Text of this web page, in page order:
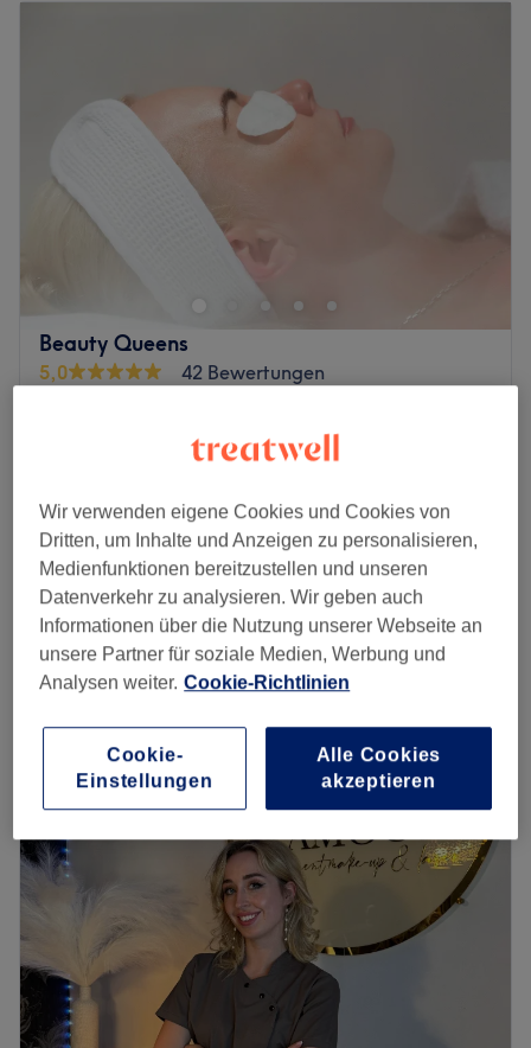
Beauty Queens
5,0
42 Bewertungen
Sugaring - Brazilian
Damen Sugaring - Gesicht &
Körper
10 Min. - 50 Min.
ab 9 €
Spare bis zu 10%
Pediküre
30 Min. - 1 Std.
ab 31,50 €
Spare bis zu 10%
Schnellansicht Saloninfos
Montag 09:00–16:00
Dienstag
09:00–16:00
Mittwoch
09:00–16:00
Donnerstag
09:00–16:00
Freitag
09:00– 16:00
Samstag
Geschlossen
Sonntag
Geschlossen
Bei Beauty Queens in Dresden dreht sich alles um dein
gepflegtes und strahlendes Aussehen. Spezialisiert auf
Wir verwenden eigene Cookies und Cookies von
Dritten, um Inhalte und Anzeigen zu personalisieren,
Medienfunktionen bereitzustellen und unseren
Datenverkehr zu analysieren. Wir geben auch
Informationen über die Nutzung unserer Webseite an
unsere Partner für soziale Medien, Werbung und
Analysen weiter. Cookie-Richtlinien
Cookie-
Einstellungen
Alle Cookies
akzeptieren